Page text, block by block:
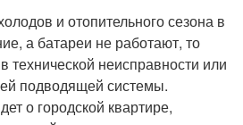
и отопительного сезона в
а батареи не работают, то
технической неисправности или
подводящей системы.
о городской квартире,